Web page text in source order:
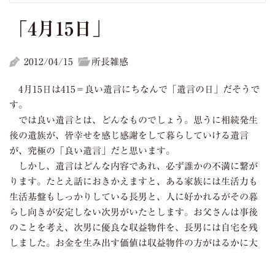
「4月15日」
2012/04/15 所長雑感
4月15日は415＝良い遺言にちなんで「遺言の日」だそうで
す。
では良い遺言とは、どんなものでしょう。思うに相続発生
後の遺族が、皆幸せを感じ感謝をして暮らしていける遺言
が、究極の「良い遺言」だと思います。
しかし、遺言はどんな内容であれ、必ず誰かの不満に繋が
ります。たとえ話におきかえますと、ある家族には生活力も
生活基盤もしっかりしている長男と、人に好かれるがその暮
らし向きが安定しない次男がいたとします。お父さんは事後
のことを考え、次男に優良な収益物件を、長男には自宅を残
しました。お金を生み出す価値は収益物件の方がはるかに大